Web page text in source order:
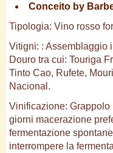
Conceito by
Tipologia: Vino rosso
Vitigni: : Assemblaggio
Douro tra cui: Touriga
Tinto Cao, Rufete,
Nacional.
Vinificazione:
giorni macerazione
fermentazione
interrompere la